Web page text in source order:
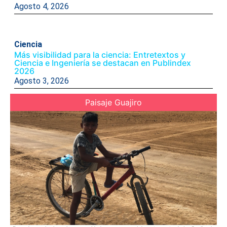
Agosto 4, 2026
Ciencia
Más visibilidad para la ciencia: Entretextos y
Ciencia e Ingeniería se destacan en Publindex
2026
Agosto 3, 2026
Paisaje Guajiro